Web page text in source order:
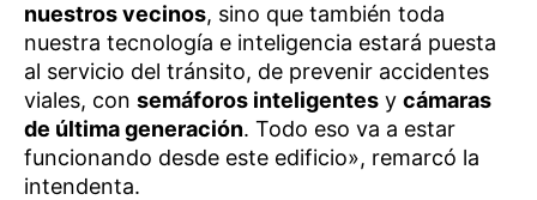
nuestros vecinos, sino que también toda
nuestra tecnología e inteligencia estará puesta
al servicio del tránsito, de prevenir accidentes
viales, con semáforos inteligentes y cámaras
de última generación. Todo eso va a estar
funcionando desde este edificio», remarcó la
intendenta.